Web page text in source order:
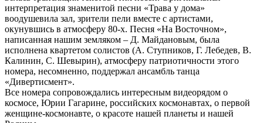
интерпретация знаменитой песни «Трава у дома»
воодушевила зал, зрители пели вместе с артистами,
окунувшись в атмосферу 80-х. Песня «На Восточном»,
написанная нашим земляком – Д. Майдановым, была
исполнена квартетом солистов (А. Ступников, Г. Лебедев, В.
Калинин, С. Шевырин), атмосферу патриотичности этого
номера, несомненно, поддержал ансамбль танца
«Дивертисмент».
Все номера сопровождались интересным видеорядом о
космосе, Юрии Гагарине, российских космонавтах, о первой
женщине-космонавте, о красоте нашей планеты и нашей